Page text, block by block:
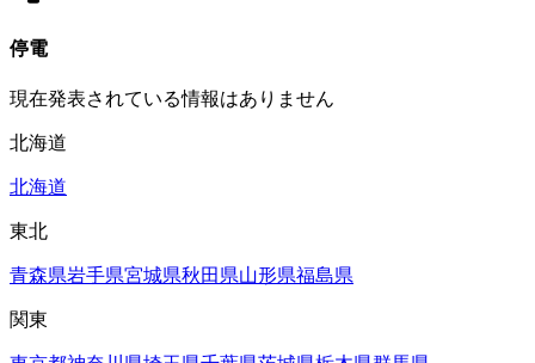
停電
現在発表されている情報はありません
北海道
北海道
東北
青森県岩手県宮城県秋田県山形県福島県
関東